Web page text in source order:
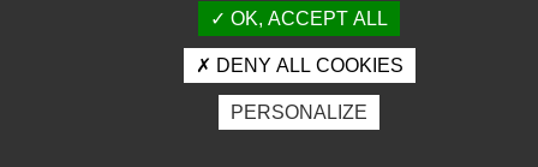
Crédits et mentions légales
Espace presse
Photothèque
OK, ACCEPT ALL
DENY ALL COOKIES
PERSONALIZE